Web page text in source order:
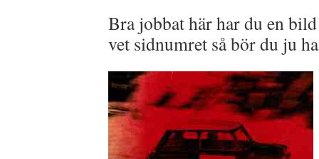
Bra jobbat här har du en
vet sidnumret så bör du ju